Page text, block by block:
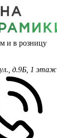
и в розницу
д.9Б, 1 этаж